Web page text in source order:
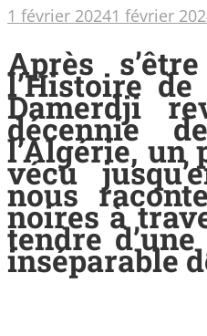
1 février 20241 février
Après
l’Histoire
Damerdji
décennie
l’Algérie, un
vécu
nous
noires à
tendre
inséparable